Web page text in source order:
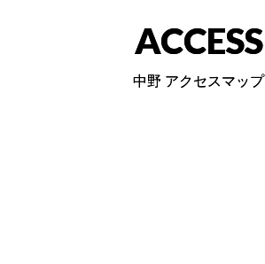
ACCESS
中野 アクセスマップ